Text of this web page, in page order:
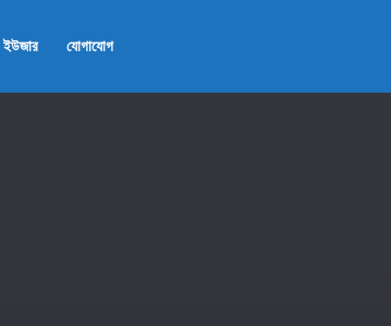
ইউজার যোগাযোগ